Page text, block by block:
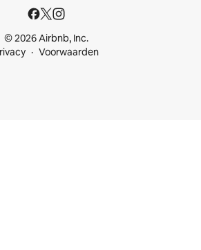
© 2026 Airbnb, Inc.
Voorwaarden